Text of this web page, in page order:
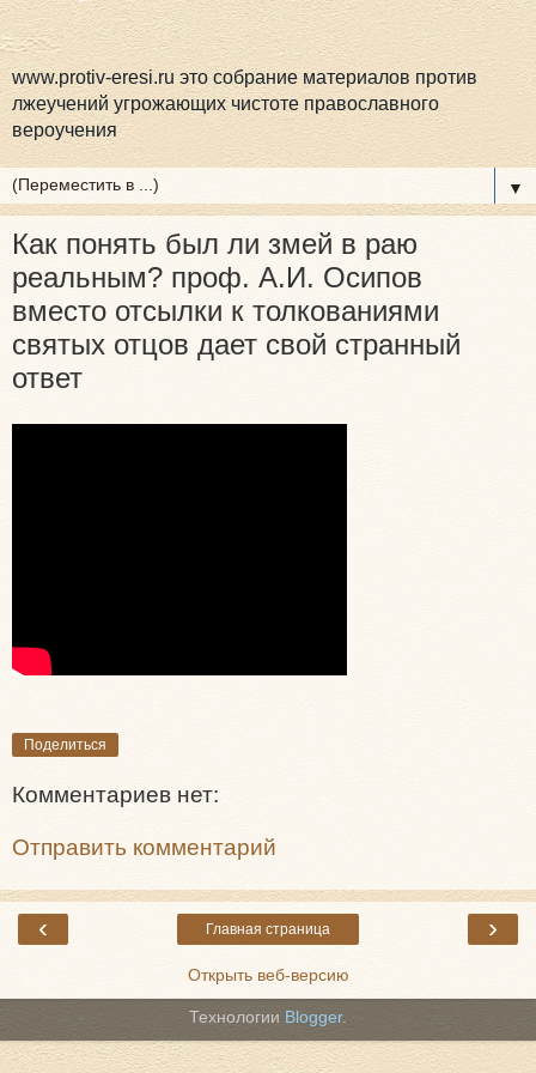
www.protiv-eresi.ru это собрание материалов против
лжеучений угрожающих чистоте православного
вероучения
▼
Как понять был ли змей в раю
реальным? проф. А.И. Осипов
вместо отсылки к толкованиями
святых отцов дает свой странный
ответ
Поделиться
Комментариев нет:
Отправить комментарий
‹ ›
Главная страница
Открыть веб-версию
Технологии Blogger.